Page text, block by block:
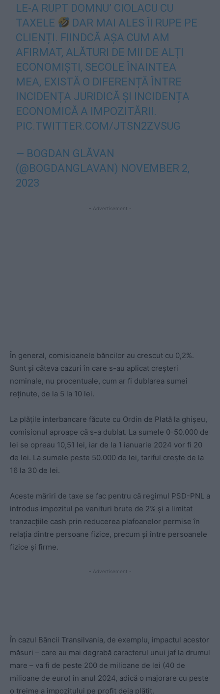
LE-A RUPT DOMNU’ CIOLACU CU
TAXELE
DAR MAI ALES ÎI RUPE PE
CLIENȚI. FIINDCĂ AȘA CUM AM
AFIRMAT, ALĂTURI DE MII DE ALȚI
ECONOMIȘTI, SECOLE ÎNAINTEA
MEA, EXISTĂ O DIFERENȚĂ ÎNTRE
INCIDENȚA JURIDICĂ ȘI INCIDENȚA
ECONOMICĂ A IMPOZITĂRII.
PIC.TWITTER.COM/JTSN2ZVSUG
— BOGDAN GLĂVAN
(@BOGDANGLAVAN) NOVEMBER 2,
2023
- Advertisement -
În general, comisioanele băncilor au crescut cu 0,2%.
Sunt și câteva cazuri în care s-au aplicat creșteri
nominale, nu procentuale, cum ar fi dublarea sumei
reținute, de la 5 la 10 lei.
La plățile interbancare făcute cu Ordin de Plată la ghișeu,
comisionul aproape că s-a dublat. La sumele 0-50.000 de
lei se opreau 10,51 lei, iar de la 1 ianuarie 2024 vor fi 20
de lei. La sumele peste 50.000 de lei, tariful crește de la
16 la 30 de lei.
Aceste măriri de taxe se fac pentru că regimul PSD-PNL a
introdus impozitul pe venituri brute de 2% și a limitat
tranzacțiile cash prin reducerea plafoanelor permise în
relația dintre persoane fizice, precum și între persoanele
fizice și firme.
- Advertisement -
În cazul Băncii Transilvania, de exemplu, impactul acestor
măsuri – care au mai degrabă caracterul unui jaf la drumul
mare – va fi de peste 200 de milioane de lei (40 de
milioane de euro) în anul 2024, adică o majorare cu peste
o treime a impozitului pe profit deja plătit.